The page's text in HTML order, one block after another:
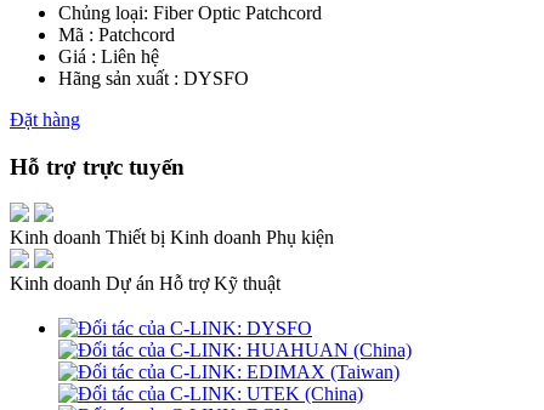
Chủng loại: Fiber Optic Patchcord
Mã : Patchcord
Giá : Liên hệ
Hãng sản xuất : DYSFO
Đặt hàng
Hỗ trợ trực tuyến
Kinh doanh Thiết bị Kinh doanh Phụ kiện
Kinh doanh Dự án Hỗ trợ Kỹ thuật